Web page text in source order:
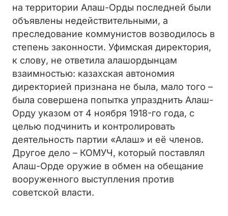
на территории Алаш-Орды последней были
объявлены недействительными, а
преследование коммунистов возводилось в
степень законности. Уфимская директория,
к слову, не ответила алашордынцам
взаимностью: казахская автономия
директорией признана не была, мало того –
была совершена попытка упразднить Алаш-
Орду указом от 4 ноября 1918-го года, с
целью подчинить и контролировать
деятельность партии «Алаш» и её членов.
Другое дело – КОМУЧ, который поставлял
Алаш-Орде оружие в обмен на обещание
вооруженного выступления против
советской власти.